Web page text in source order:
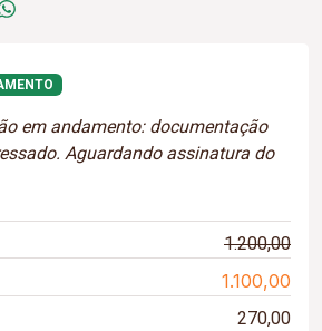
em andamento: documentação
Aguardando assinatura do
1.200,00
1.100,00
270,00